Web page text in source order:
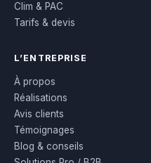
Clim & PAC
Tarifs & devis
L’ENTREPRISE
À propos
Réalisations
Avis clients
Témoignages
Blog & conseils